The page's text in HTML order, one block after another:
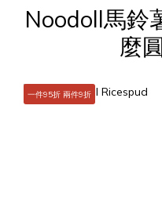
Noodoll馬鈴
麼
一件95折 兩件9折